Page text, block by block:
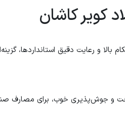
کویر کاشان
بالا و رعایت دقیق استانداردها،
و جوش‌پذیری خوب، برای مصارف